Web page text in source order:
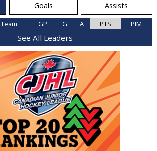
Goals Assists
Team GP G A PTS PIM
See All Leaders